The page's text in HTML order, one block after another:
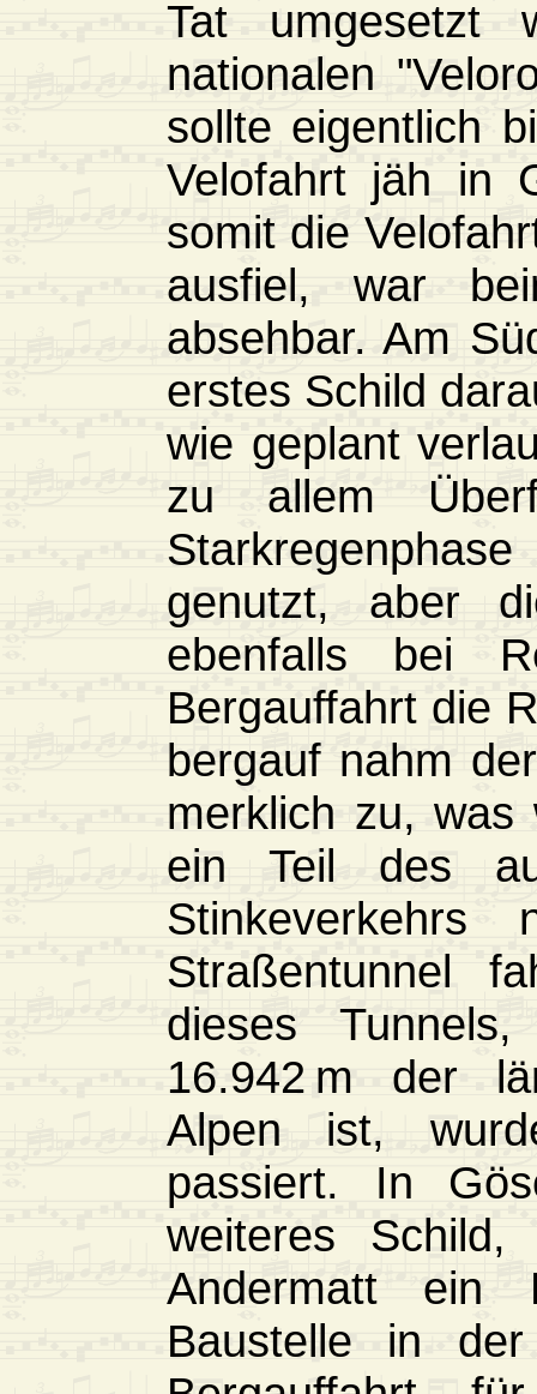
Tat umgesetzt
nationalen
sollte eigentlich
Velofahrt jäh in
somit die
ausfiel, war
absehbar. Am
erstes Schild
wie geplant
zu allem
genutzt, aber
ebenfalls bei
Bergauffahrt die
bergauf nahm
merklich zu,
ein Teil des
Straßentunnel
dieses
16.942 m der
Alpen ist,
passiert. In
weiteres
Andermatt ein
Baustelle in